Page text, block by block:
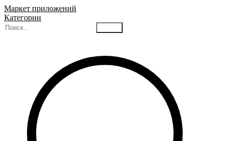
Маркет приложений
Категории